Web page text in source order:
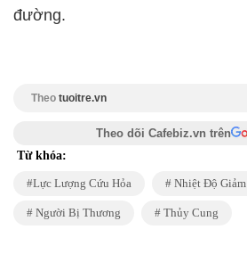
đường.
Theo tuoitre.vn
Theo dõi Cafebiz.vn trên
Từ khóa:
Lực Lượng Cứu Hỏa Nhiệt Độ Giảm
Người Bị Thương Thủy Cung